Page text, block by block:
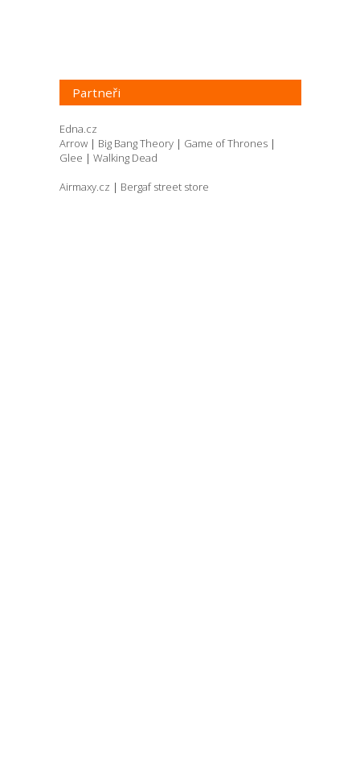
Partneři
Edna.cz
Arrow | Big Bang Theory | Game of Thrones |
Glee | Walking Dead
Airmaxy.cz | Bergaf street store